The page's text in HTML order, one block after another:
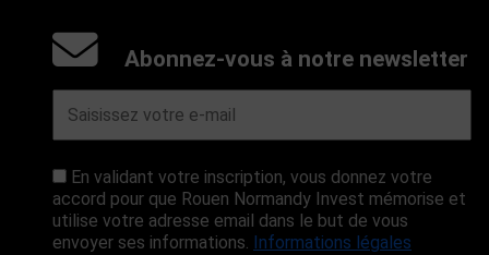
Abonnez-vous à notre newsletter
En validant votre inscription, vous donnez votre
accord pour que Rouen Normandy Invest mémorise et
utilise votre adresse email dans le but de vous
envoyer ses informations. Informations légales